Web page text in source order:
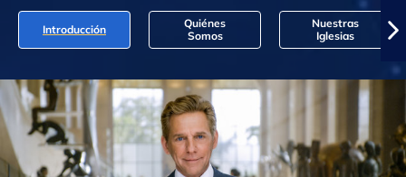
Introducción
Quiénes
Somos
Nuestras
Iglesias